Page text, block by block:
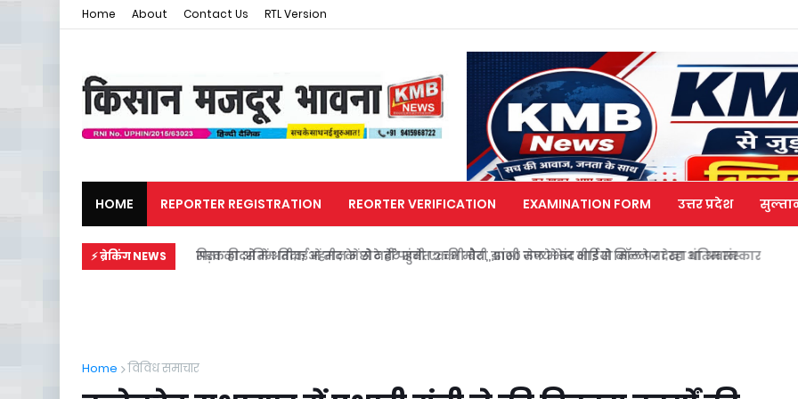
Home About Contact Us RTL Version
HOME REPORTER REGISTRATION REORTER VERIFICATION EXAMINATION FORM उत्तर प्रदेश
मजदूर समाचार राजनीति
⚡ ब्रेकिंग NEWS सड़क हादसे में अतीक अहमद के छोटे बेटे समेत 2 की मौत, झांसी जेल में बंद भाई से मिलने जा रहा था अबान
Home विविध समाचार